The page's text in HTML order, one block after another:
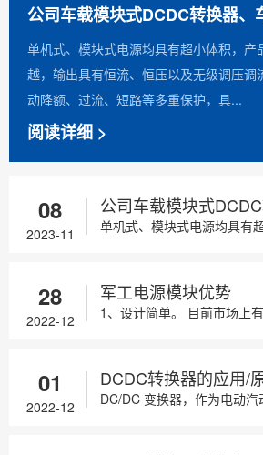
单机式、模块式电源均具有超小体积，产
越，输出具有恒流、恒压以及无级调压调
动降额、过流、短路等多重保护，具...
阅读详细 >
08
2023-11
28
2022-12
军工电源模块优势
01
2022-12
DCDC转换器的应用/